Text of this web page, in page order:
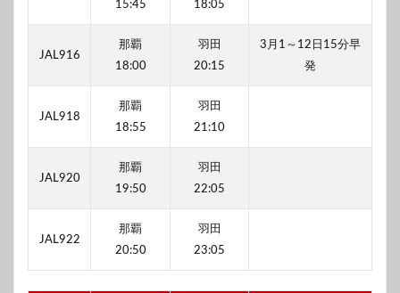
15:45
18:05
JAL916
那覇
18:00
羽田
20:15
3月1～12日15分早
発
JAL918
那覇
18:55
羽田
21:10
JAL920
那覇
19:50
羽田
22:05
JAL922
那覇
20:50
羽田
23:05